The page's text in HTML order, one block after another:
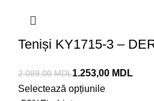
Teniși KY1715-3 –
2.089,00MDL1.253,00 MDL
Selectează opțiunile